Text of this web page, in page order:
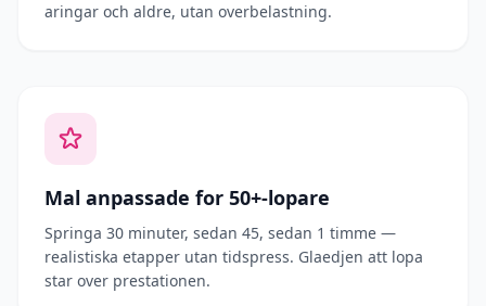
aringar och aldre, utan overbelastning.
Mal anpassade for 50+-lopare
Springa 30 minuter, sedan 45, sedan 1 timme —
realistiska etapper utan tidspress. Glaedjen att lopa
star over prestationen.